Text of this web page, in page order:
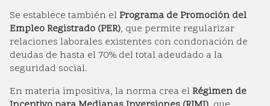
Se establece también el Programa de Promoción del
Empleo Registrado (PER), que permite regularizar
relaciones laborales existentes con condonación de
deudas de hasta el 70% del total adeudado a la
seguridad social.
En materia impositiva, la norma crea el Régimen de